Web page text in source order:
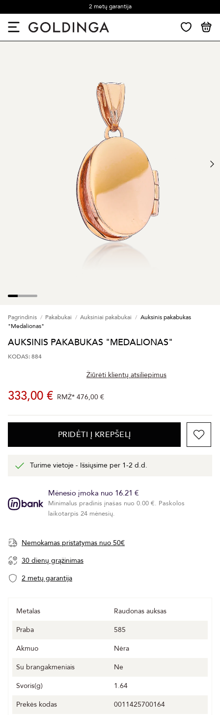
2 metų garantija
Pagrindinis Pakabukai Auksiniai pakabukai
Auksinis pakabukas
"Medalionas"
AUKSINIS PAKABUKAS "MEDALIONAS"
KODAS: 884
Žiūrėti klientų atsiliepimus
333,00 € RMŽ* 476,00 €
PRIDĖTI Į KREPŠELĮ
Turime vietoje - Išsiųsime per 1-2 d.d.
Mėnesio įmoka nuo 16.21 €
Minimalus pradinis įnašas nuo 0.00 €. Paskolos
laikotarpis 24 mėnesių.
Nemokamas pristatymas nuo 50€
30 dienų grąžinimas
2 metų garantija
Metalas
Raudonas auksas
Praba
585
Akmuo
Nėra
Su brangakmeniais
Ne
Svoris(g)
1.64
Prekės kodas
0011425700164